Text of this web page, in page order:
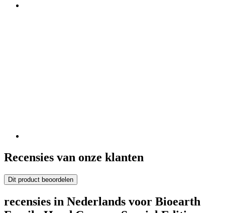
Recensies van onze klanten
Dit product beoordelen
recensies in Nederlands voor Bioearth